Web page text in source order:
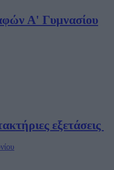
Α' Γυμνασίου
εξετάσεις